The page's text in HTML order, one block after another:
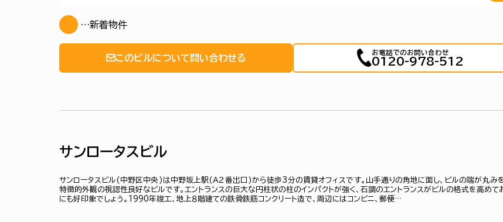
…新着物件
このビルについて問い合わせる
お電話でのお問い合わせ
0120-978-512
サンロータスビル
サンロータスビル(中野区中央)は中野坂上駅(Ａ２番出口)から徒歩3分の賃貸オフィスです。山手通りの角地に面し、ビルの端が丸み
特徴的外観の視認性良好なビルです。エントランスの巨大な円柱状の柱のインパクトが強く、石調のエントランスがビルの格式を高めて
にも好印象でしょう。1990年竣工、地上８階建ての鉄骨鉄筋コンクリート造で、周辺にはコンビニ、郵便…